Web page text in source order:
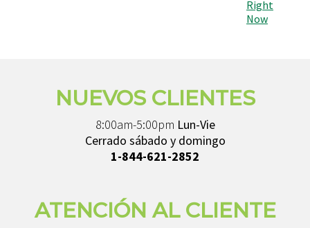
Right
Now
NUEVOS CLIENTES
8:00am-5:00pm Lun-Vie
Cerrado sábado y domingo
1-844-621-2852
ATENCIÓN AL CLIENTE